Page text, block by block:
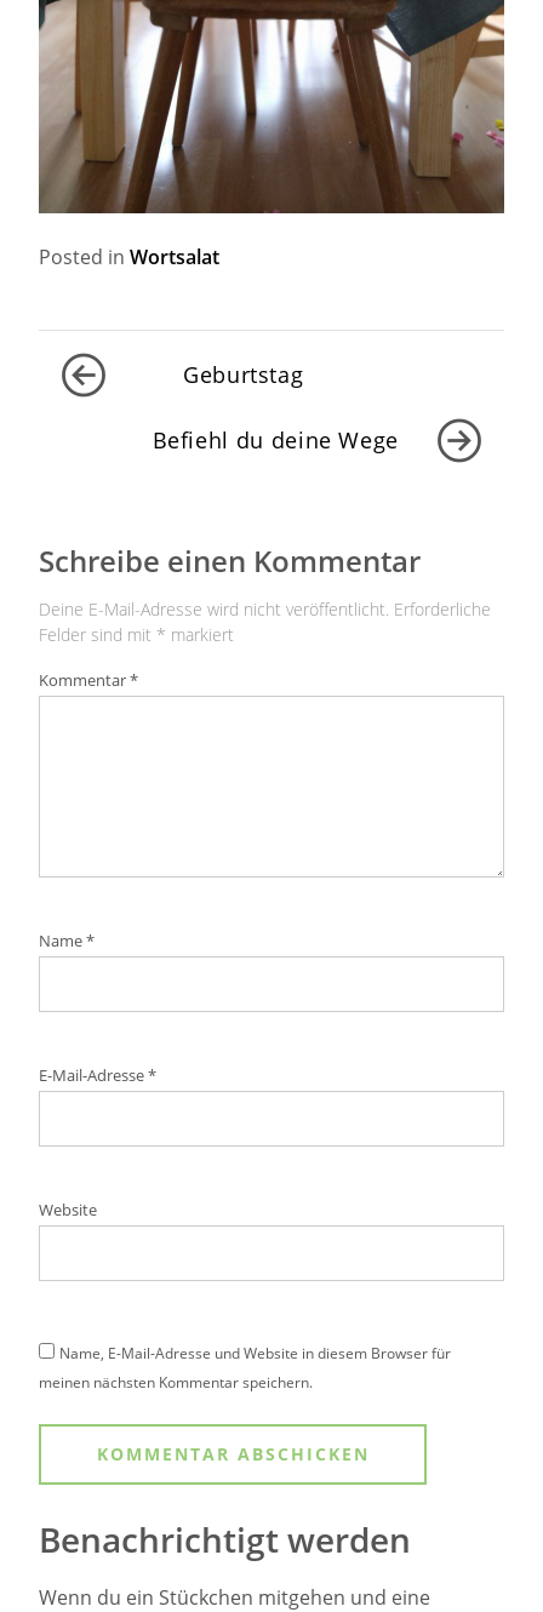
Posted in Wortsalat
Beitragsnavigation
Geburtstag
Befiehl du deine Wege
Schreibe einen Kommentar
Deine E-Mail-Adresse wird nicht veröffentlicht. Erforderliche
Felder sind mit * markiert
Kommentar*
Name*
E-Mail-Adresse*
Website
Name, E-Mail-Adresse und Website in diesem Browser für
meinen nächsten Kommentar speichern.
Benachrichtigt werden
Wenn du ein Stückchen mitgehen und eine